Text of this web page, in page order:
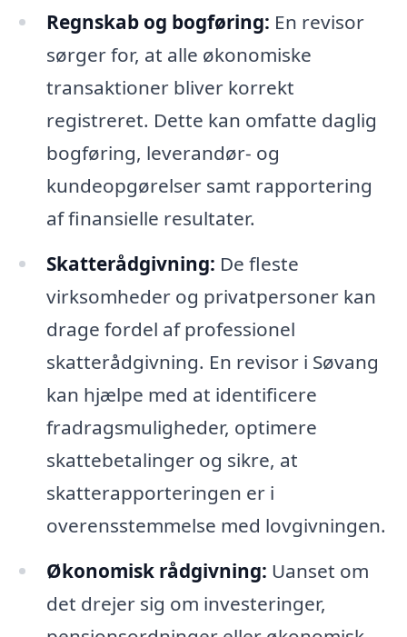
Regnskab og bogføring: En revisor
sørger for, at alle økonomiske
transaktioner bliver korrekt
registreret. Dette kan omfatte daglig
bogføring, leverandør- og
kundeopgørelser samt rapportering
af finansielle resultater.
Skatterådgivning: De fleste
virksomheder og privatpersoner kan
drage fordel af professionel
skatterådgivning. En revisor i Søvang
kan hjælpe med at identificere
fradragsmuligheder, optimere
skattebetalinger og sikre, at
skatterapporteringen er i
overensstemmelse med lovgivningen.
Økonomisk rådgivning: Uanset om
det drejer sig om investeringer,